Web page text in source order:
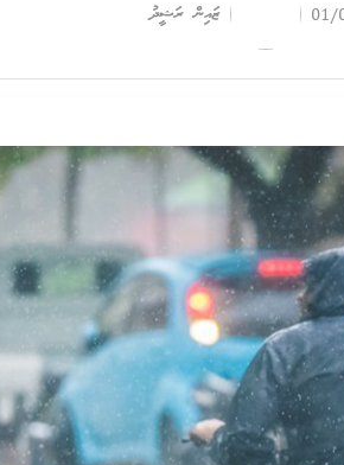
01/ ޒައިން ރަޝީދު